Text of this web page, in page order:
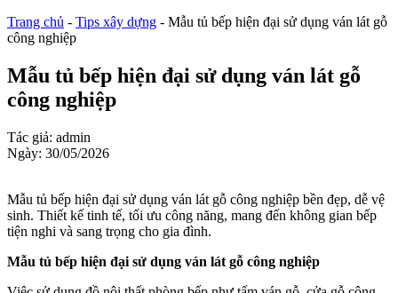
Trang chủ - Tips xây dựng - Mẫu tủ bếp hiện đại sử dụng ván lát gỗ
công nghiệp
Mẫu tủ bếp hiện đại sử dụng ván lát gỗ
công nghiệp
Tác giả: admin
Ngày: 30/05/2026
Mẫu tủ bếp hiện đại sử dụng ván lát gỗ công nghiệp bền đẹp, dễ vệ
sinh. Thiết kế tinh tế, tối ưu công năng, mang đến không gian bếp
tiện nghi và sang trọng cho gia đình.
Mẫu tủ bếp hiện đại sử dụng ván lát gỗ công nghiệp